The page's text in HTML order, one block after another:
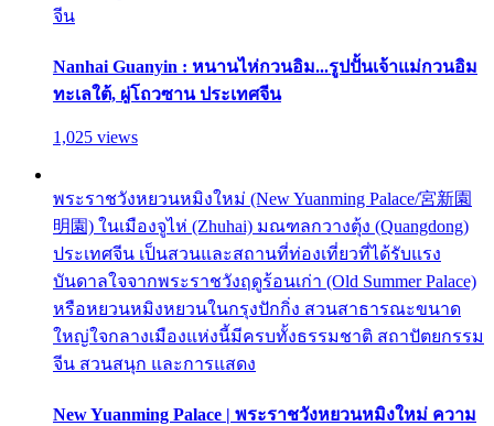
จีน
Nanhai Guanyin : หนานไห่กวนอิม...รูปปั้นเจ้าแม่กวนอิม
ทะเลใต้, ผู่โถวซาน ประเทศจีน
1,025 views
พระราชวังหยวนหมิงใหม่ (New Yuanming Palace/宮新園
明園) ในเมืองจูไห่ (Zhuhai) มณฑลกวางตุ้ง (Quangdong)
ประเทศจีน เป็นสวนและสถานที่ท่องเที่ยวที่ได้รับแรง
บันดาลใจจากพระราชวังฤดูร้อนเก่า (Old Summer Palace)
หรือหยวนหมิงหยวนในกรุงปักกิ่ง สวนสาธารณะขนาด
ใหญ่ใจกลางเมืองแห่งนี้มีครบทั้งธรรมชาติ สถาปัตยกรรม
จีน สวนสนุก และการแสดง
New Yuanming Palace | พระราชวังหยวนหมิงใหม่ ความ